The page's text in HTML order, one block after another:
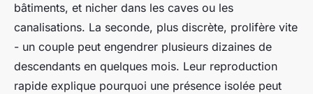
bâtiments, et nicher dans les caves ou les
canalisations. La seconde, plus discrète, prolifère vite
- un couple peut engendrer plusieurs dizaines de
descendants en quelques mois. Leur reproduction
rapide explique pourquoi une présence isolée peut